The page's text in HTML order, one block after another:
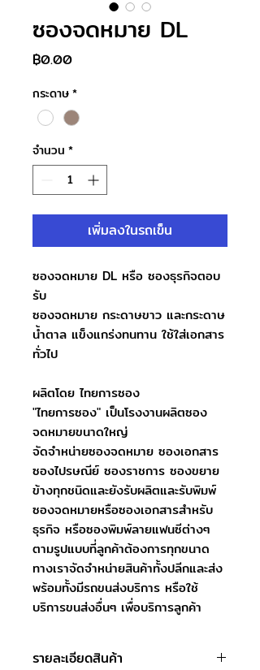
ซองจดหมาย DL
฿0.00ราคา
กระดาษ*
จำนวน *
เพิ่มลงในรถเข็น
ซองจดหมาย DL หรือ ซองธุรกิจตอบ
รับ
ซองจดหมาย กระดาษขาว และกระดาษ
น้ำตาล แข็งแกร่งทนทาน ใช้ใส่เอกสาร
ทั่วไป
ผลิตโดย ไทยการซอง
"ไทยการซอง" เป็นโรงงานผลิตซอง
จดหมายขนาดใหญ่
จัดจำหน่ายซองจดหมาย ซองเอกสาร
ซองไปรษณีย์ ซองราชการ ซองขยาย
ข้างทุกชนิดและยังรับผลิตและรับพิมพ์
ซองจดหมายหรือซองเอกสารสำหรับ
ธุรกิจ หรือซองพิมพ์ลายแฟนซีต่างๆ
ตามรูปแบบที่ลูกค้าต้องการทุกขนาด
ทางเราจัดจำหน่ายสินค้าทั้งปลีกและส่ง
พร้อมทั้งมีรถขนส่งบริการ หรือใช้
บริการขนส่งอื่นๆ เพื่อบริการลูกค้า
รายละเอียดสินค้า